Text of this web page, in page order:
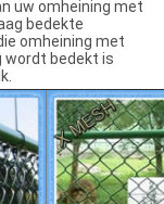
uw omheining met
bedekte
omheining met
wordt bedekt is